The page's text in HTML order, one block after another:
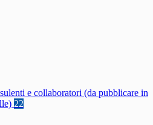
e collaboratori (da pubblicare in
22